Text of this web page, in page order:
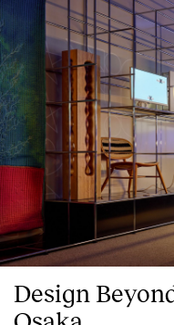
Design